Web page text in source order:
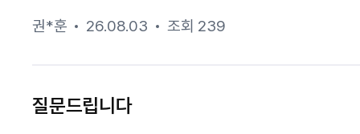
권*훈 26.08.03 조회 239
질문드립니다